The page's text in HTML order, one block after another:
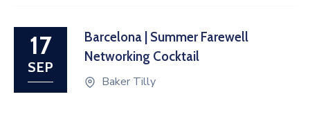
17
SEP
Barcelona | Summer Farewell
Networking Cocktail
Baker Tilly